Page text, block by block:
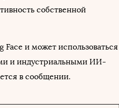
собственной
и может использоваться
и индустриальными ИИ-
в сообщении.